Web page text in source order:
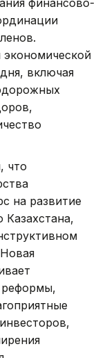
включая
что
на развитие
Казахстана,
реформы,